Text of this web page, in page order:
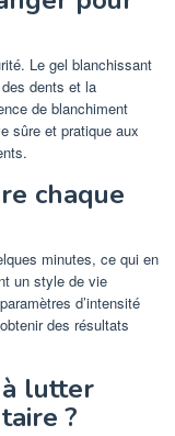
Le gel blanchissant
dents et la
de blanchiment
sûre et pratique aux
chaque
minutes, ce qui en
un style de vie
d’intensité
des résultats
lutter
?